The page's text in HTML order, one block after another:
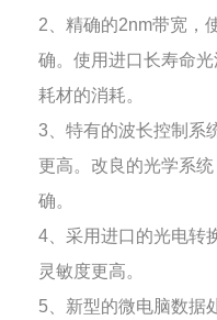
2、精确的2nm带宽，
确。使用进口长寿命
耗材的消耗。
3、特有的波长控制系
更高。改良的光学系
确。
4、采用进口的光电转
灵敏度更高。
5、新型的微电脑数据